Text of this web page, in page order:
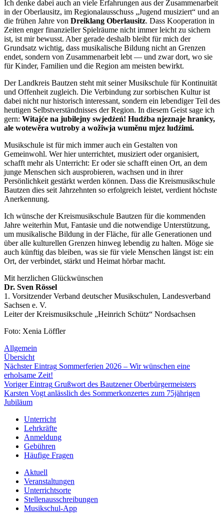
Ich denke dabei auch an viele Erfahrungen aus der Zusammenarbeit
in der Oberlausitz, im Regionalausschuss „Jugend musiziert“ und an
die frühen Jahre von Dreiklang Oberlausitz. Dass Kooperation in
Zeiten enger finanzieller Spielräume nicht immer leicht zu sichern
ist, ist mir bewusst. Aber gerade deshalb bleibt für mich der
Grundsatz wichtig, dass musikalische Bildung nicht an Grenzen
endet, sondern von Zusammenarbeit lebt — und zwar dort, wo sie
für Kinder, Familien und die Region am meisten bewirkt.
Der Landkreis Bautzen steht mit seiner Musikschule für Kontinuität
und Offenheit zugleich. Die Verbindung zur sorbischen Kultur ist
dabei nicht nur historisch interessant, sondern ein lebendiger Teil des
heutigen Selbstverständnisses der Region. In diesem Geist sage ich
gern: Witajće na jubilejny swjedźeń! Hudźba njeznaje hranicy,
ale wotewěra wutroby a wožiwja wuměnu mjez ludźimi.
Musikschule ist für mich immer auch ein Gestalten von
Gemeinwohl. Wer hier unterrichtet, musiziert oder organisiert,
schafft mehr als Unterricht: Er oder sie schafft einen Ort, an dem
junge Menschen sich ausprobieren, wachsen und in ihrer
Persönlichkeit gestärkt werden können. Dass die Kreismusikschule
Bautzen dies seit Jahrzehnten so erfolgreich leistet, verdient höchste
Anerkennung.
Ich wünsche der Kreismusikschule Bautzen für die kommenden
Jahre weiterhin Mut, Fantasie und die notwendige Unterstützung,
um musikalische Bildung in der Fläche, für alle Generationen und
über alle kulturellen Grenzen hinweg lebendig zu halten. Möge sie
auch künftig das bleiben, was sie für viele Menschen längst ist: ein
Ort, der verbindet, stärkt und Heimat hörbar macht.
Mit herzlichen Glückwünschen
Dr. Sven Rössel
1. Vorsitzender Verband deutscher Musikschulen, Landesverband
Sachsen e. V.
Leiter der Kreismusikschule „Heinrich Schütz“ Nordsachsen
Foto: Xenia Löffler
Allgemein
Übersicht
Nächster Eintrag Sommerferien 2026 – Wir wünschen eine
erholsame Zeit!
Voriger Eintrag Grußwort des Bautzener Oberbürgermeisters
Karsten Vogt anlässlich des Sommerkonzertes zum 75jährigen
Jubiläum
Unterricht
Lehrkräfte
Anmeldung
Gebühren
Häufige Fragen
Aktuell
Veranstaltungen
Unterrichtsorte
Stellenausschreibungen
Musikschul-App